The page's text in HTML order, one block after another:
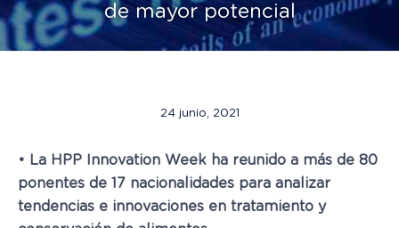
de mayor potencial
24 junio, 2021
• La HPP Innovation Week ha reunido a más de 80
ponentes de 17 nacionalidades para analizar
tendencias e innovaciones en tratamiento y